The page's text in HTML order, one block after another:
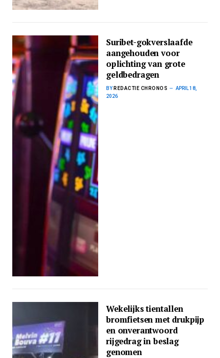
Suribet-gokverslaafde
aangehouden voor
oplichting van grote
geldbedragen
BY REDACTIE CHRONOS
APRIL 18,
2026
Wekelijks tientallen
bromfietsen met drukpijp
en onverantwoord
rijgedrag in beslag
genomen